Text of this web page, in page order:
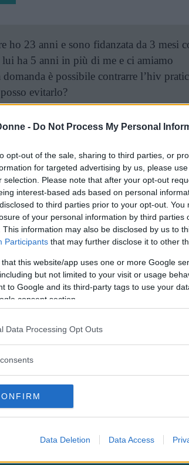
- Do Not Process My Personal
opt-out of the sale, sharing to third parties, or
for targeted advertising by us, please
selection. Please note that after your opt-out
interest-based ads based on personal
to third parties prior to your opt-out.
of your personal information by third parties
This information may also be disclosed by us to
Participants that may further disclose it to other
that this website/app uses one or more Google
but not limited to your visit or usage
to Google and its third-party tags to use your
consent section.
Data Processing Opt Outs
Data Deletion Data Access
ho 23 anni e sono fidanzata da 3 mesi
lui ha 5 anni in più di me e ci amiamo
è possibile contrarre l’hiv
evitarlo?
usiamo sempre il profilattico ma per
Dr.
Tranne che non ci sia
per entrambi. Fate un test per
a queste cose.
dopo la pubblicità
ORIENTATIVO E NON
CURANTE O DELLO
Ti è stato utile?
Rate this item: